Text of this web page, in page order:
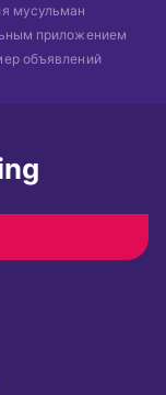
мусульман
приложением
объявлений